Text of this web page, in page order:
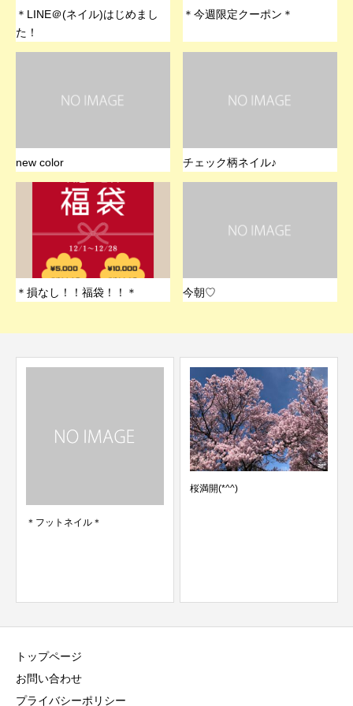
＊LINE＠(ネイル)はじめまし
た！
＊今週限定クーポン＊
new color チェック柄ネイル♪
＊損なし！！福袋！！＊ 今朝♡
＊フットネイル＊
桜満開(*^^)
トップページ
お問い合わせ
プライバシーポリシー